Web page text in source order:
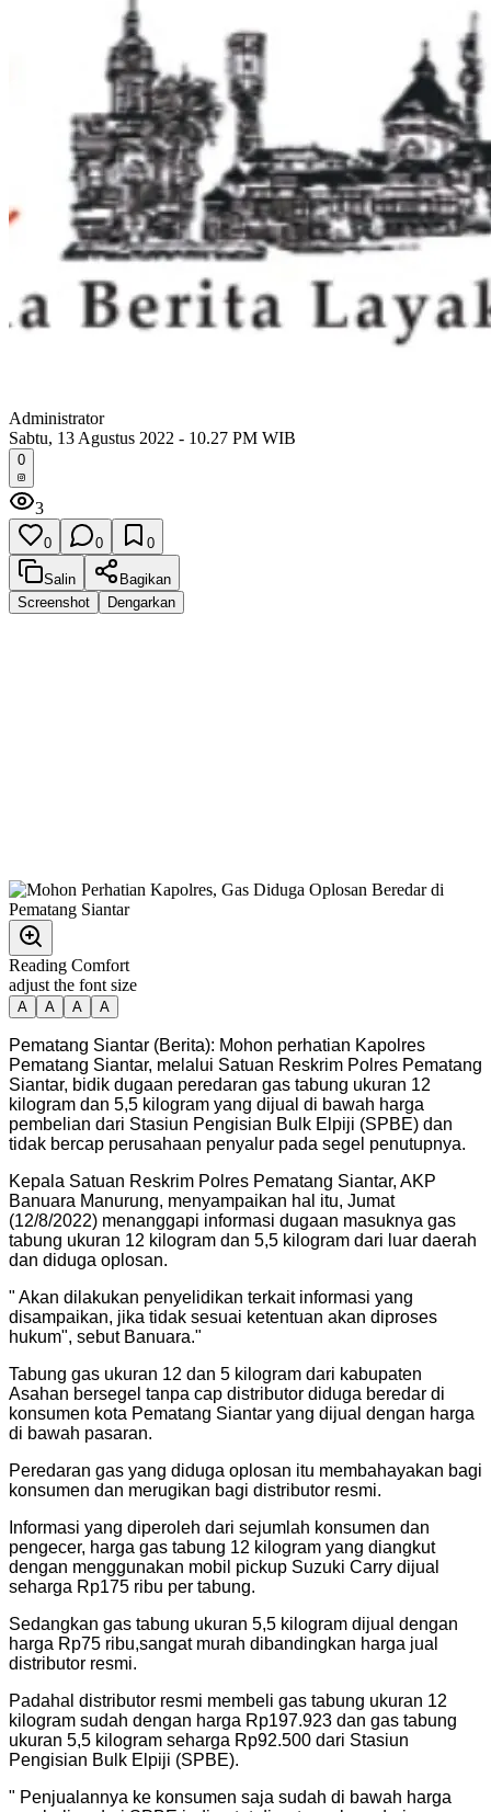
Administrator
Sabtu, 13 Agustus 2022 - 10.27 PM WIB
0
3
0 0 0
Salin
Bagikan
Screenshot
Dengarkan
Reading Comfort
adjust the font size
A A A A
Pematang Siantar (Berita): Mohon perhatian Kapolres
Pematang Siantar, melalui Satuan Reskrim Polres Pematang
Siantar, bidik dugaan peredaran gas tabung ukuran 12
kilogram dan 5,5 kilogram yang dijual di bawah harga
pembelian dari Stasiun Pengisian Bulk Elpiji (SPBE) dan
tidak bercap perusahaan penyalur pada segel penutupnya.
Kepala Satuan Reskrim Polres Pematang Siantar, AKP
Banuara Manurung, menyampaikan hal itu, Jumat
(12/8/2022) menanggapi informasi dugaan masuknya gas
tabung ukuran 12 kilogram dan 5,5 kilogram dari luar daerah
dan diduga oplosan.
" Akan dilakukan penyelidikan terkait informasi yang
disampaikan, jika tidak sesuai ketentuan akan diproses
hukum", sebut Banuara."
Tabung gas ukuran 12 dan 5 kilogram dari kabupaten
Asahan bersegel tanpa cap distributor diduga beredar di
konsumen kota Pematang Siantar yang dijual dengan harga
di bawah pasaran.
Peredaran gas yang diduga oplosan itu membahayakan bagi
konsumen dan merugikan bagi distributor resmi.
Informasi yang diperoleh dari sejumlah konsumen dan
pengecer, harga gas tabung 12 kilogram yang diangkut
dengan menggunakan mobil pickup Suzuki Carry dijual
seharga Rp175 ribu per tabung.
Sedangkan gas tabung ukuran 5,5 kilogram dijual dengan
harga Rp75 ribu,sangat murah dibandingkan harga jual
distributor resmi.
Padahal distributor resmi membeli gas tabung ukuran 12
kilogram sudah dengan harga Rp197.923 dan gas tabung
ukuran 5,5 kilogram seharga Rp92.500 dari Stasiun
Pengisian Bulk Elpiji (SPBE).
" Penjualannya ke konsumen saja sudah di bawah harga